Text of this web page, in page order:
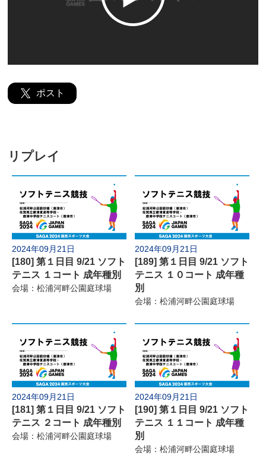
公式SNS
よくあるご質問
ポスト
リプレイ
2024年09月21日
[180] 第１日目 9/21 ソフト
テニス １コート 成年種別
会場：松浦河畔公園庭球場
2024年09月21日
[189] 第１日目 9/21 ソフト
テニス １０コート 成年種
別
会場：松浦河畔公園庭球場
2024年09月21日
[181] 第１日目 9/21 ソフト
テニス ２コート 成年種別
会場：松浦河畔公園庭球場
2024年09月21日
[190] 第１日目 9/21 ソフト
テニス １１コート 成年種
別
会場：松浦河畔公園庭球場